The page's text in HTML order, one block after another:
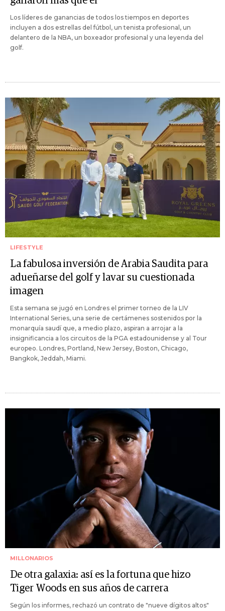
Los líderes de ganancias de todos los tiempos en deportes
incluyen a dos estrellas del fútbol, un tenista profesional, un
delantero de la NBA, un boxeador profesional y una leyenda del
golf.
LIFESTYLE
La fabulosa inversión de Arabia Saudita para
adueñarse del golf y lavar su cuestionada
imagen
Esta semana se jugó en Londres el primer torneo de la LIV
International Series, una serie de certámenes sostenidos por la
monarquía saudí que, a medio plazo, aspiran a arrojar a la
insignificancia a los circuitos de la PGA estadounidense y al Tour
europeo. Londres, Portland, New Jersey, Boston, Chicago,
Bangkok, Jeddah, Miami.
MILLONARIOS
De otra galaxia: así es la fortuna que hizo
Tiger Woods en sus años de carrera
Según los informes, rechazó un contrato de "nueve dígitos altos"